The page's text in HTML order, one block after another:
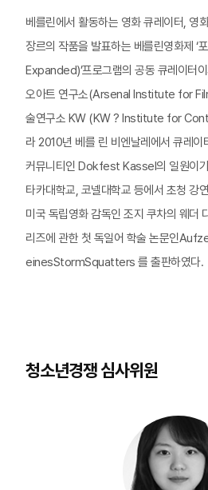
베를린에서 활동하는 영화 큐레이터, 영
장르의 작품을 발표하는 베를린영화제 ‘
Expanded)’프로그램의 공동 큐레이터
오아트 연구소(Arsenal Institute for
술연구소 KW (KW ? Institute for
라 2010년 베를 린 비엔날레에서 큐레이
커뮤니티인 Dokfest Kassel의 일원이기
타카대학교, 코넬대학교 등에서 초청 강
미국 독립영화 감독인 조지 쿠차의 웨더
리즈에 관한 첫 독일어 학술 논문인
einesStormSquatters 를 출판하였다.
청소년경쟁 심사위원